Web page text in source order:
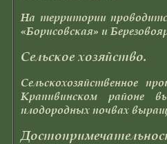
На территории
«Борисовская» и
Сельское хозяйство.
Сельскохозяйственное
Крапивинском районе
плодородных почвах